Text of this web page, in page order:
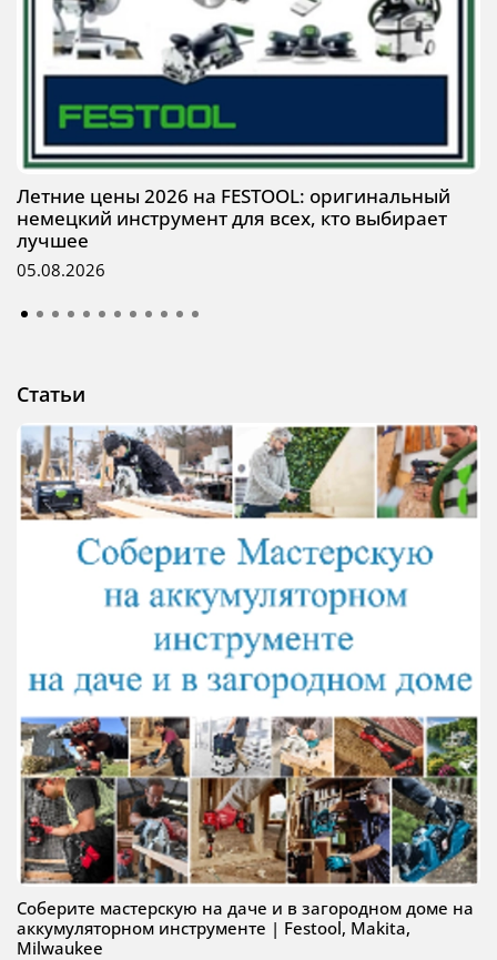
Летние цены 2026 на FESTOOL: оригинальный
немецкий инструмент для всех, кто выбирает
лучшее
05.08.2026
Статьи
Соберите мастерскую на даче и в загородном доме на
аккумуляторном инструменте | Festool, Makita,
Milwaukee